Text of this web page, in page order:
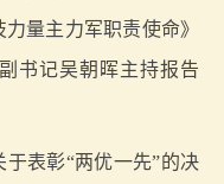
量主力军职责使命》
书记吴朝晖主持报告
表彰“两优一先”的决